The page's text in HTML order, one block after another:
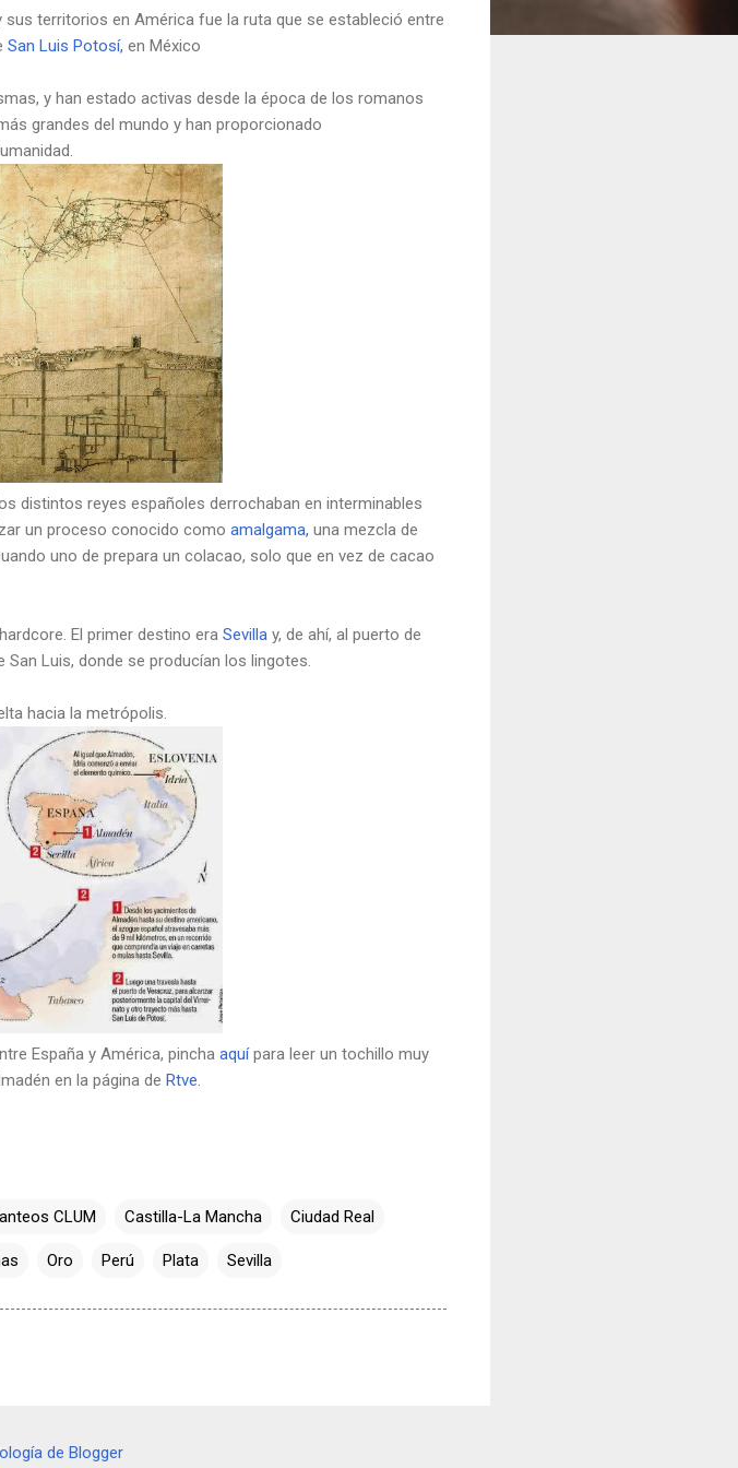
territorios en América fue la ruta que se estableció entre
San Luis Potosí, en México
y han estado activas desde la época de los romanos
grandes del mundo y han proporcionado
distintos reyes españoles derrochaban en interminables
un proceso conocido como amalgama, una mezcla de
uno de prepara un colacao, solo que en vez de cacao
El primer destino era Sevilla y, de ahí, al puerto de
San Luis, donde se producían los lingotes.
hacia la metrópolis.
España y América, pincha aquípara leer un tochillo muy
en la página de Rtve.
CLUM Castilla-La Mancha Ciudad Real
Oro Perú Plata Sevilla
de Blogger